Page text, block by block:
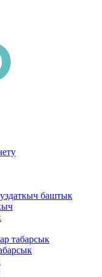
баштык
табарсык